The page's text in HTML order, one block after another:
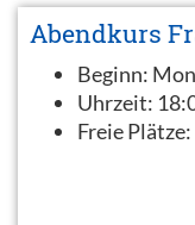
Abendkurs
Beginn:
Uhrzeit:
Freie Plätze: